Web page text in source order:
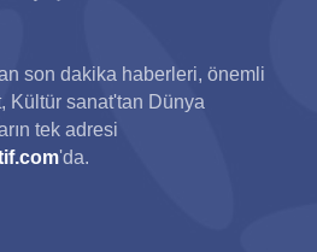
son dakika haberleri, önemli
Kültür sanat'tan Dünya
tek adresi
'da.